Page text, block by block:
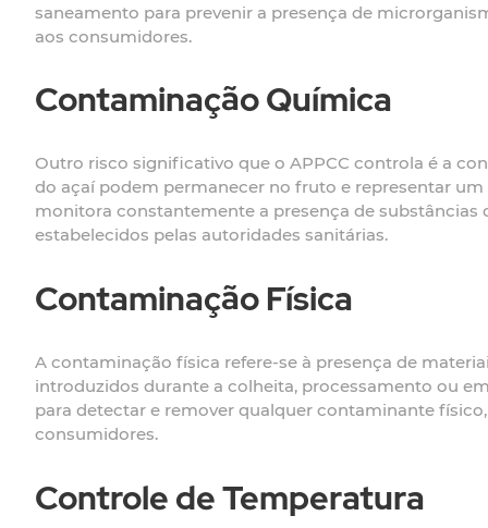
saneamento para prevenir a presença de
aos consumidores.
Contaminação Química
Outro risco significativo que o APPCC controla é a
do açaí podem permanecer no fruto e representar
monitora constantemente a presença de
estabelecidos pelas autoridades sanitárias.
Contaminação Física
A contaminação física refere-se à presença de
introduzidos durante a colheita, processamento ou
para detectar e remover qualquer contaminante
consumidores.
Controle de Temperatura